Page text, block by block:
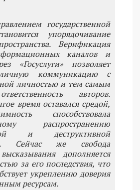
государственной
упорядочивание
Верификация
каналов и
«Госуслуги» позволяет
коммуникацию с
личностью и тем самым
авторов.
время оставался средой,
способствовала
распространению
и деструктивной
Сейчас же свобода
дополняется
за его последствия, что
укреплению доверия
ресурсам.